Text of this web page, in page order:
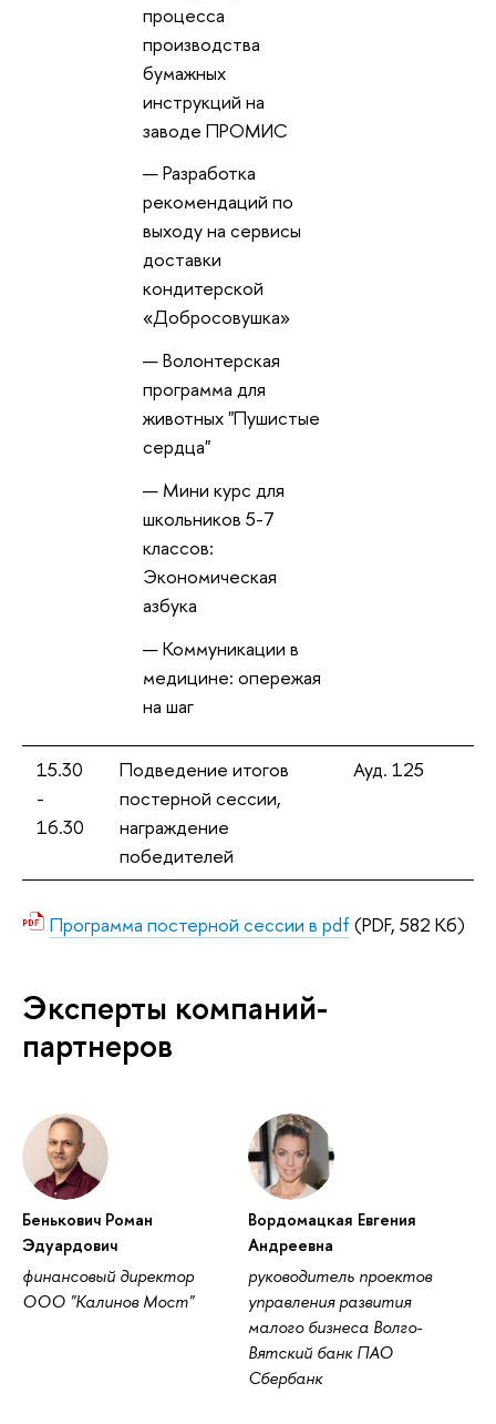
процесса
производства
умажных
инструкций на
заводе ПРОМИС
Разработка
рекомендаций по
ыходу на сервисы
доставки
кондитерской
«Добросовушка»
олонтерская
программа для
животных "Пушистые
сердца"
Мини курс для
школьников 5-7
классов:
Экономическая
азбука
Коммуникации
медицине: опережая
на ша
15.30
-
16.30
Подведение итого
постерной сессии,
награждение
победителей
Ауд. 125
Программа постерной сессии в pdf(PDF, 582 Кб)
Эксперты компаний-
партнеро
Бенькович Роман
Эдуардович
финансовый директор
ООО "Калинов Мост"
ордомацкая Евгения
Андреевна
руководитель проекто
управления развития
малого бизнеса Волго-
ятский банк ПАО
Сбербанк